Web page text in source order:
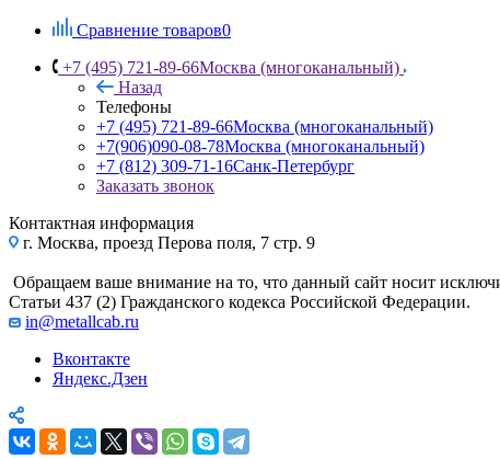
Сравнение товаров0
+7 (495) 721-89-66Москва (многоканальный)
Назад
Телефоны
+7 (495) 721-89-66Москва (многоканальный)
+7(906)090-08-78Москва (многоканальный)
+7 (812) 309-71-16Санк-Петербург
Заказать звонок
Контактная информация
г. Москва, проезд Перова поля, 7 стр. 9
Обращаем ваше внимание на то, что данный сайт носит
Статьи 437 (2) Гражданского кодекса Российской Федерации.
in@metallcab.ru
Вконтакте
Яндекс.Дзен